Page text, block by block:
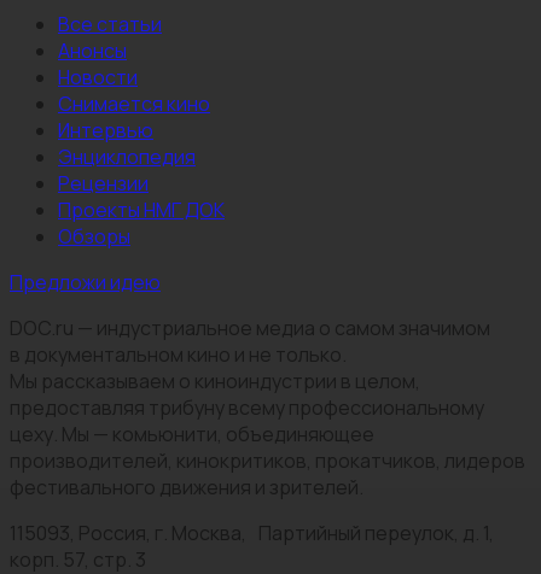
Все статьи
Анонсы
Новости
Снимается кино
Интервью
Энциклопедия
Рецензии
Проекты НМГ ДОК
Обзоры
Предложи идею
DOC.ru — индустриальное медиа о самом значимом
в документальном кино и не только.
Мы рассказываем о киноиндустрии в целом,
предоставляя трибуну всему профессиональному
цеху. Мы — комьюнити, объединяющее
производителей, кинокритиков, прокатчиков, лидеров
фестивального движения и зрителей.
115093, Россия, г. Москва, Партийный переулок, д. 1,
корп. 57, стр. 3